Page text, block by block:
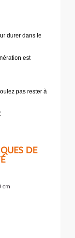
durer dans le
est
pas rester à
DE
cm